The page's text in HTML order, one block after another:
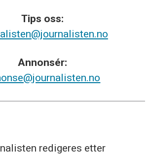
Tips oss:
Annonsér:
redigeres etter